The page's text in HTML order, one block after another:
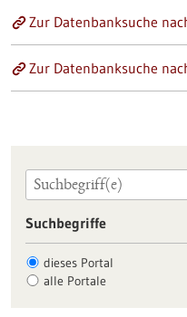
Zur Datenbanksuche
Zur Datenbanksuche
Suchbegriffe
dieses Portal
alle Portale